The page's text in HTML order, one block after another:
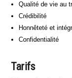
Qualité de vie au
Crédibilité
Honnêteté et
Confidentialité
Tarifs